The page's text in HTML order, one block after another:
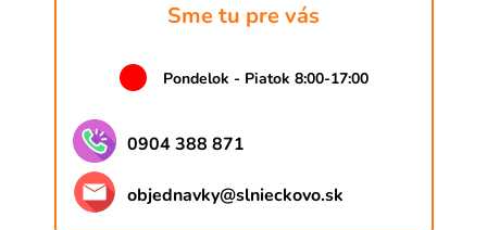
Sme tu pre vás
Pondelok - Piatok 8:00-17:00
0904 388 871
objednavky@slnieckovo.sk